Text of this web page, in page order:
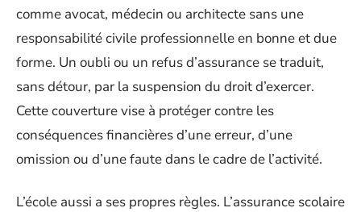
comme avocat, médecin ou architecte sans une
responsabilité civile professionnelle en bonne et due
forme. Un oubli ou un refus d’assurance se traduit,
sans détour, par la suspension du droit d’exercer.
Cette couverture vise à protéger contre les
conséquences financières d’une erreur, d’une
omission ou d’une faute dans le cadre de l’activité.
L’école aussi a ses propres règles. L’assurance scolaire